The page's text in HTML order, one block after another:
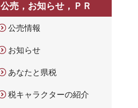
公売，お知らせ，ＰＲ
公売情報
お知らせ
あなたと県税
税キャラクターの紹介